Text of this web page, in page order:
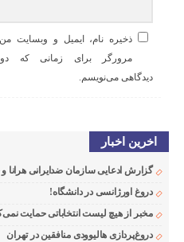
ذخیره نام، ایمیل و وبسایت
مرورگر برای زمانی که
دیدگاهی می‌نویسم.
اخرین اخبار
گزارش ادعایی سازمان ضدایرانی
دروغ اورژانسی در دانشگاه!
مخبر از هیچ لیست انتخاباتی حمایت
دروغ‌پردازی هالیوودی منافقین در تهران